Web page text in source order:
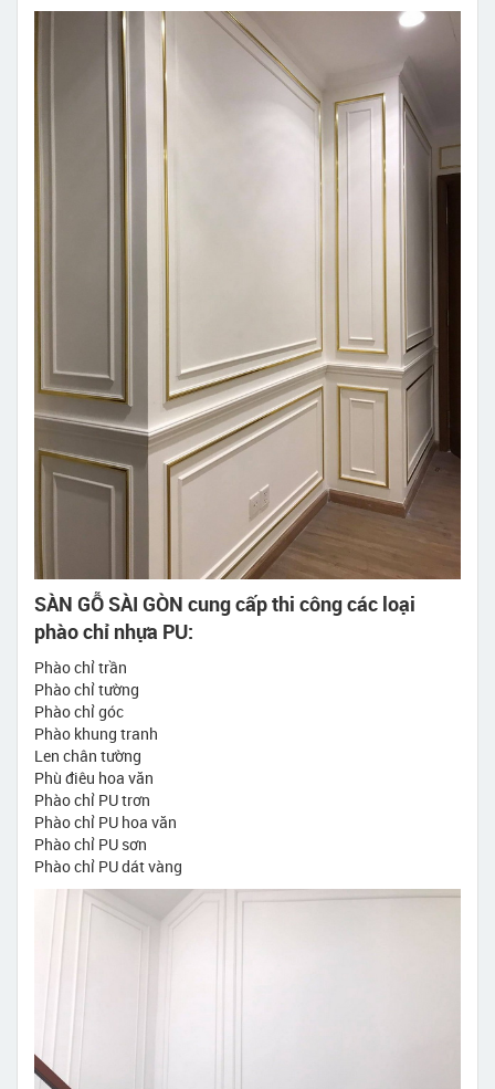
SÀN GỖ SÀI GÒN cung cấp thi công các loại
phào chỉ nhựa PU:
Phào chỉ trần
Phào chỉ tường
Phào chỉ góc
Phào khung tranh
Len chân tường
Phù điêu hoa văn
Phào chỉ PU trơn
Phào chỉ PU hoa văn
Phào chỉ PU sơn
Phào chỉ PU dát vàng